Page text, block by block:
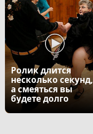
Ролик длится
несколько секунд,
а смеяться вы
будете долго